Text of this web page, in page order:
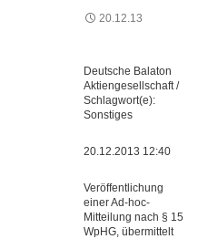
20.12.13
Deutsche Balaton
Aktiengesellschaft /
Schlagwort(e):
Sonstiges
20.12.2013 12:40
Veröffentlichung
einer Ad-hoc-
Mitteilung nach § 15
WpHG, übermittelt